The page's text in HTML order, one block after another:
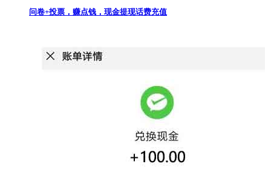
问卷+投票，赚点钱，现金提现话费充值